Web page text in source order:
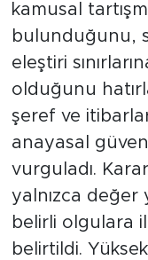
kamusal
bulunduğunu,
eleştiri
olduğunu
şeref ve
anayasal
vurguladı.
yalnızca değer
belirli olgulara
belirtildi.